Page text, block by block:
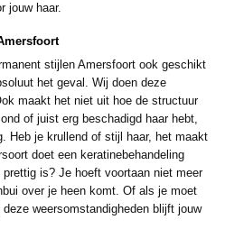
jouw haar.
stijlen Amersfoort ook geschikt
het geval. Wij doen deze
maakt het niet uit hoe de structuur
of juist erg beschadigd haar hebt,
Heb je krullend of stijl haar, het maakt
doet een keratinebehandeling
is? Je hoeft voortaan niet meer
over je heen komt. Of als je moet
weersomstandigheden blijft jouw